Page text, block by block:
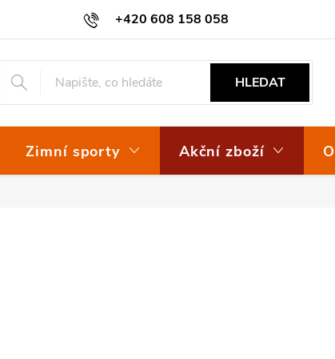
+420 608 158 058
Osvědčení EKO-KOM
HLEDAT
Zimní sporty Akční zboží